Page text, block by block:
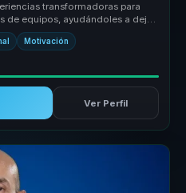
transformadoras para
de equipos, ayudándoles a dejar
Motivación
Ver Perfil